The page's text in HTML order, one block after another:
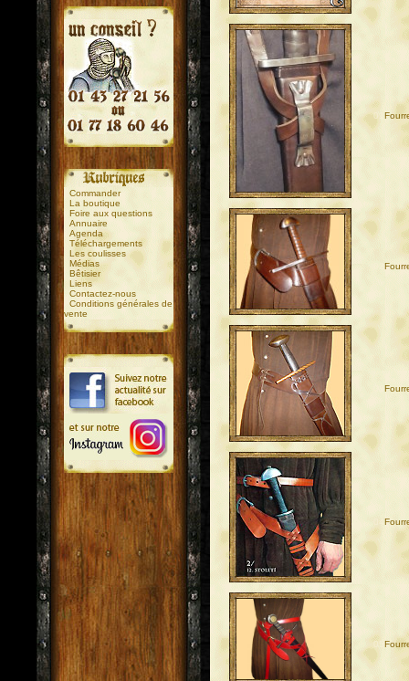
.
Commander
La boutique
Foire aux questions
Annuaire
Agenda
Téléchargements
Les coulisses
Médias
Bêtisier
Liens
Contactez-nous
Conditions générales de
vente
.
01